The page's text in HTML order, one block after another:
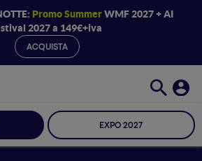
Promo SummerWMF 2027 + AI
2027 a 149€+iva
ACQUISTA
EXPO 2027